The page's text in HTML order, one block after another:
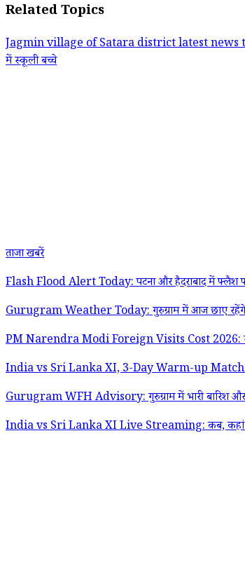
Related Topics
Jagmin village of Satara districtlatest news
में स्कूली बच्चे
ताजा खबरें
Flash Flood Alert Today: पटना और हैदराबाद में फ्लैश
Gurugram Weather Today: गुरुग्राम में आज छाए रहेंगे
PM Narendra Modi Foreign Visits Cost 2026: संसद
India vs Sri Lanka XI, 3-Day Warm-up Match
Gurugram WFH Advisory: गुरुग्राम में भारी बारिश और
India vs Sri Lanka XI Live Streaming: कब, कहां और